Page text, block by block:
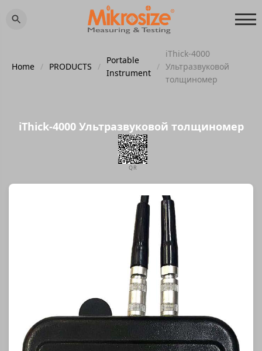
Home / PRODUCTS /
Portable
Instrument
/
iThick-4000
Ультразвуковой
толщиномер
iThick-4000 Ультразвуковой толщиномер
QR